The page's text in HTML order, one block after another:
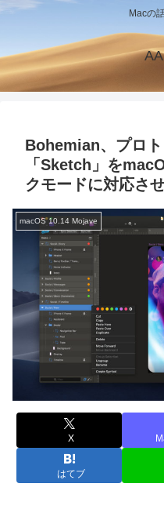
Macの
Bohemian、プロ
「Sketch」を
クモードに対応さ
macOS 10.14 Mojave
X
はてブ